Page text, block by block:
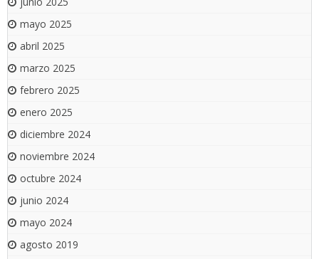
mayo 2025
abril 2025
marzo 2025
febrero 2025
enero 2025
diciembre 2024
noviembre 2024
octubre 2024
junio 2024
mayo 2024
agosto 2019